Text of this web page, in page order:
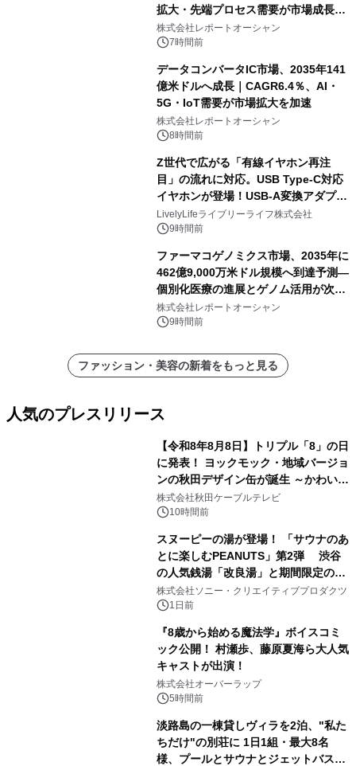
拡大・先端プロセス需要が市場成長を
加速
株式会社レポートオーシャン
7時間前
データコンバータIC市場、2035年141
億米ドルへ成長｜CAGR6.4％、AI・
5G・IoT需要が市場拡大を加速
株式会社レポートオーシャン
8時間前
Z世代で広がる「有線イヤホン再注
目」の流れに対応。USB Type-C対応
イヤホンが登場！USB-A変換アダプタ
ー付きでスマホからパソコンまで幅広
く活用可能
LivelyLifeライブリーライフ株式会社
9時間前
ファーマコゲノミクス市場、2035年に
462億9,000万米ドル規模へ到達予測―
個別化医療の進展とゲノム活用が次世
代ヘルスケア投資を加速
株式会社レポートオーシャン
9時間前
ファッション・美容の新着をもっと見る
人気のプレスリリース
【令和8年8月8日】トリプル「8」の日
に発表！ ヨックモック・地域バージョ
ンの秋田デザイン缶が誕生 ～かわいい
秋田犬の子犬と秋田の四季と名所を巡
るパッケージ～ 9月1日(火)秋田県内で
株式会社秋田ケーブルテレビ
10時間前
スヌーピーの湯が登場！ 「サウナのあ
とに楽しむPEANUTS」第2弾 渋谷
の人気銭湯「改良湯」と期間限定のコ
ラボレーション サウナイキタイコラ
ボグッズも発売決定！
株式会社ソニー・クリエイティブプロダクツ
1日前
『8歳から始める魔法学』ボイスコミ
ック公開！ 村瀬歩、藤原夏海ら大人気
キャストが出演！
株式会社オーバーラップ
5時間前
淡路島の一棟貸しヴィラを2泊、"私た
ちだけ"の別荘に 1日1組・最大8名
様、プールとサウナとジェットバス付